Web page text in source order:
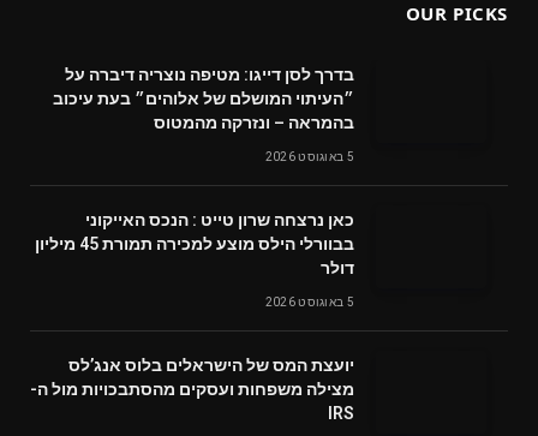
OUR PICKS
בדרך לסן דייגו: מטיפה נוצריה דיברה על
״העיתוי המושלם של אלוהים״ בעת עיכוב
בהמראה – ונזרקה מהמטוס
5 באוגוסט 2026
‬דולר
5 באוגוסט 2026
‬מצילה‭ ‬משפחות‭ ‬ועסקים‭ ‬מהסתבכויות‭ ‬מול‭ ‬ה-
IRS